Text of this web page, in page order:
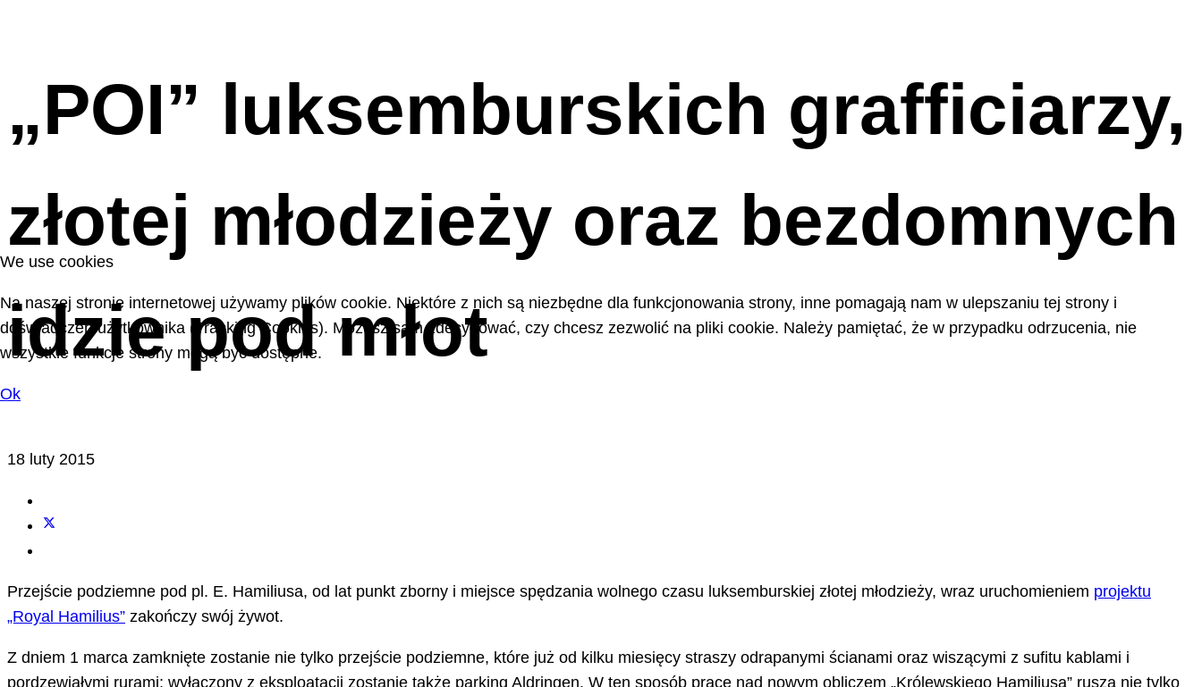
„POI” luksemburskich grafficiarzy,
złotej młodzieży oraz bezdomnych
idzie pod młot
18 luty 2015
Przejście podziemne pod pl. E. Hamiliusa, od lat punkt zborny i miejsce spędzania wolnego czasu luksemburskiej złotej młodzieży, wraz uruchomieniem projektu
„Royal Hamilius” zakończy swój żywot.
Z dniem 1 marca zamknięte zostanie nie tylko przejście podziemne, które już od kilku miesięcy straszy odrapanymi ścianami oraz wiszącymi z sufitu kablami i
pordzewiałymi rurami; wyłączony z eksploatacji zostanie także parking Aldringen. W ten sposób prace nad nowym obliczem „Królewskiego Hamiliusa” ruszą nie tylko
We use cookies
Na naszej stronie internetowej używamy plików cookie. Niektóre z nich są niezbędne dla funkcjonowania strony, inne pomagają nam w ulepszaniu tej strony i
doświadczeń użytkownika (Tracking Cookies). Możesz sam zdecydować, czy chcesz zezwolić na pliki cookie. Należy pamiętać, że w przypadku odrzucenia, nie
wszystkie funkcje strony mogą być dostępne.
Ok